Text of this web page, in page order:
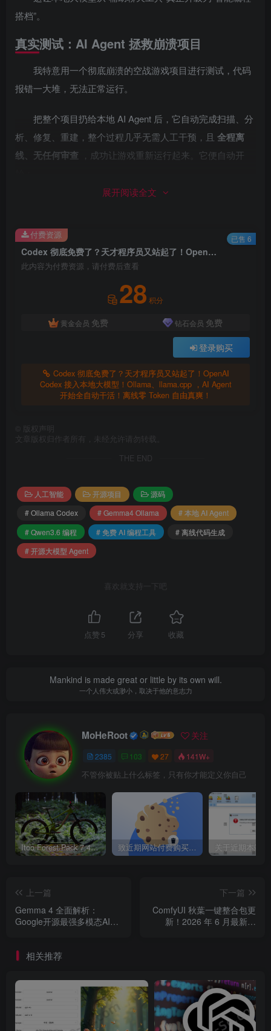
搭档”。
真实测试：AI Agent 拯救崩溃项目
我特意用一个彻底崩溃的空战游戏项目进行测试，代码
报错一大堆，无法正常运行。
把整个项目扔给本地 AI Agent 后，它自动完成扫描、分
析、修复、重建，整个过程几乎无需人工干预，且 全程离
线、无任何审查
，成功让游戏重新运行起来。它便自动开
分析代码结构和错误逻辑
自动修改问题代码
整个过程几乎无需人工干预。更重要的是全程离线
有推理都在本地 GPU 上完成，没有任何 Token 费用和网络
本地部署超详细教程
1. 安装 OpenAI Codex App
2. 安装最新版 Ollama（0.24+）
旧版本可能不兼容，必须升级到最新版。
3. 推荐本地模型（消费级显卡友好）
ollama run qwen3.6
qwen3.6:35b-mlx
ollama run gemma4
ollama run gemma4:26b、gemma4:31b
Mac MLX 版：gemma4:26b-mlx 等
硬件门槛：现在 6G~8G 显存即可体验基础 Agent 功
能，14B~35B 模型在消费级显卡上表现已非常出色。
ollama launch codex-app
进阶玩法：llama.cpp + 越狱模型
展开阅读全文
Codex 彻底免费了？天才程序员又站起了！OpenAI Codex 接入本地大模型！Ollama、llama.cpp ，AI Agent 开始全自动干活！离线零 Token 自由真爽！
此内容为付费资源，请付费后查看
28 积分
黄金会员 免费 钻石会员 免费
登录购买
Codex 彻底免费了？天才程序员又站起了！OpenAI
Codex 接入本地大模型！Ollama、llama.cpp ，AI Agent
开始全自动干活！离线零 Token 自由真爽！
付费资源 已售 6
版权声明
文章版权归作者所有，未经允许请勿转载。
THE END
人工智能 开源项目
源码
# Ollama Codex
# Gemma4 Ollama
# 本地 AI Agent
# Qwen3.6 编程
# 免费 AI 编程工具
# 离线代码生成
# 开源大模型 Agent
喜欢就支持一下吧
点赞 5 分享 收藏
Mankind is made great or little by its own will.
一个人伟大或渺小，取决于他的意志力
MoHeRoot 关注
2385 103 27 141W+
不管你被贴上什么标签，只有你才能定义你自己
Itoo Forest Pack 7.4.20 森林插件 For 3DSMAX 2014 ~ 2023 汉化永久版 致近期网站付费购买资源及会员用户后，网页显示依然没有购买解决方法！
上一篇
Gemma 4 全面解析：
Google开源最强多模态AI模
下一篇
ComfyUI 秋葉一键整合包更
新！2026 年 6 月最新版
相关推荐